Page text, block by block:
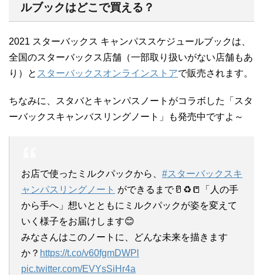
ルブックはどこで買える？
2021 スターバックス キャンパススケジュールブックは、
全国のスターバックス店舗（一部取り扱いがない店舗もあ
り）と スターバックスオンラインストアで販売されます。
ちなみに、スタバとキャンパスノートがコラボした「スタ
ーバックスキャンバスリングノート」も発売中ですよ～
お店で使ったミルクパックから、 #スターバックスキ
ャンパスリングノート ができるまで🥛♻️📒「人の手
から手へ」想いとともにミルクパックが姿を変えて
いく様子をお届けします😊
みなさんはこのノートに、どんな未来を描きます
か？ https://t.co/v60fgmDWPl
pic.twitter.com/EVYsSiHr4a